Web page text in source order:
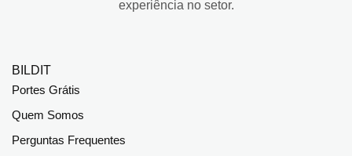
experiência no setor.
BILDIT
Portes Grátis
Quem Somos
Perguntas Frequentes